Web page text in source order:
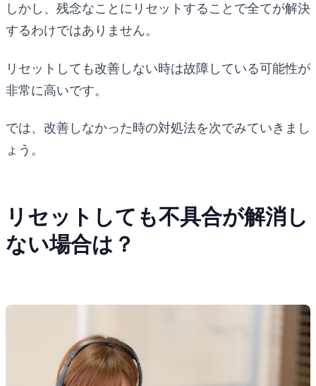
しかし、残念なことにリセットすることで全てが解決
するわけではありません。
リセットしても改善しない時は故障している可能性が
非常に高いです。
では、改善しなかった時の対処法を次でみていきまし
ょう。
リセットしても不具合が解消し
ない場合は？